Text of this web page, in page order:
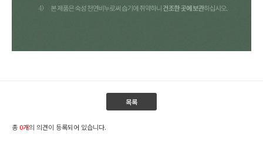
목록
총 0개의 의견이 등록되어 있습니다.